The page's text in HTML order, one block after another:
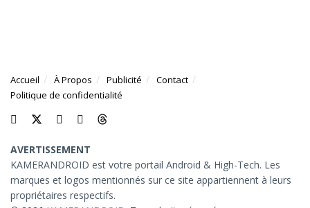
Accueil À Propos Publicité
Contact
Politique de confidentialité
AVERTISSEMENT
KAMERANDROID est votre portail Android & High-Tech. Les
marques et logos mentionnés sur ce site appartiennent à leurs
propriétaires respectifs.